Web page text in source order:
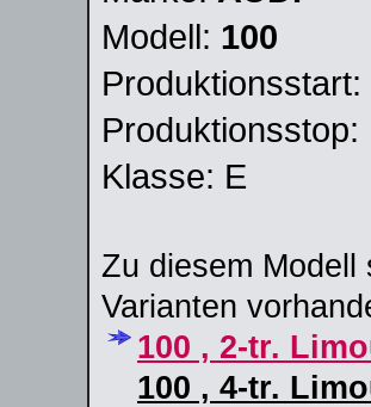
Modell: 100
Produktionsstop:
Klasse: E
Zu diesem Modell
Varianten
100 , 2-tr.
100 , 4-tr.